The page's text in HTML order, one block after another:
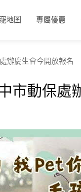
地圖 專屬優惠
辦慶生會今開放報名
市動保處